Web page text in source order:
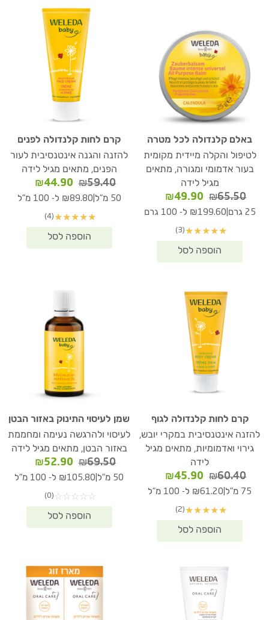
באלם קלנדולה לכל מטרה
לטיפול והקלה מיידית מקומית
בעור אדמומי ומגורה, מתאים
מגיל לידה
₪65.50
המחיר
המקורי
₪65.50.
₪49.90
המחיר
הנוכחי
25 גרם ₪199.60 ל- 100 גרם
★
★
★
★
★
(3)
קרם לחות קלנדולה לפנים
להזנה והגנה אינטנסיבית לעור
הפנים, מתאים מגיל לידה
₪59.40
המחיר
המקורי
₪59.40.
₪44.90
הנוכחי
50 מ"ל ₪89.80 ל- 100 מ"ל
★
★
★
★
★
(4)
קרם לחות קלנדולה לגוף
להזנה אינטנסיבית במקרי יובש,
גירוי ואדמומיות, מתאים מגיל
לידה
₪60.40
המחיר
המקורי
₪60.40.
₪45.90
המחיר
הנוכחי
75 מ"ל ₪61.20 ל- 100 מ"ל
★
★
★
★
★
(2)
שמן לעיסוי התינוק באזור הבטן
לעיסוי ולהרגשה נעימה ומחממת
באזור הבטן, מתאים מגיל לידה
₪69.50
המחיר
המקורי
₪69.50.
₪52.90
הנוכחי
50 מ"ל ₪105.80 ל- 100 מ"ל
☆
☆
☆
☆
☆
(0)